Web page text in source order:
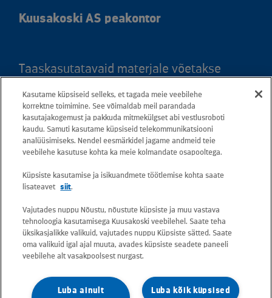
Kuusakoski AS peakontor
Taaskasutatavaid materjale võetakse
Kaardil klõpsates leiate kõigi maakondade
teeninduspunktid ja teejuhised.
Postiaadress: Betooni 12, 13816 Tallinn
(Eesti)
Kõik e-posti aadressid on kujul
eesnimi.perekonnanimi@kuusakoski.com
Kasutame küpsiseid selleks, et tagada meie veebilehe
korrektne toimimine. See võimaldab meil parandada
kasutajakogemust ja pakkuda mitmekülgset abi vestlusroboti
kaudu. Samuti kasutame küpsiseid telekommunikatsiooni
analüüsimiseks. Nendel eesmärkidel jagame andmeid teie
veebilehe kasutuse kohta ka meie kolmandate osapooltega.
Küpsiste kasutamise ja isikuandmete töötlemise kohta saate
lisateavet
siit.
Vajutades nuppu Nõustu, nõustute küpsiste ja muu vastava
tehnoloogia kasutamisega Kuusakoski veebilehel. Saate teha
üksikasjalikke valikuid, vajutades nuppu Küpsiste sätted. Saate
oma valikuid igal ajal muuta, avades küpsiste seadete paneeli
veebilehe alt vasakpoolsest nurgast.
Luba kõik küpsised
Luba ainult